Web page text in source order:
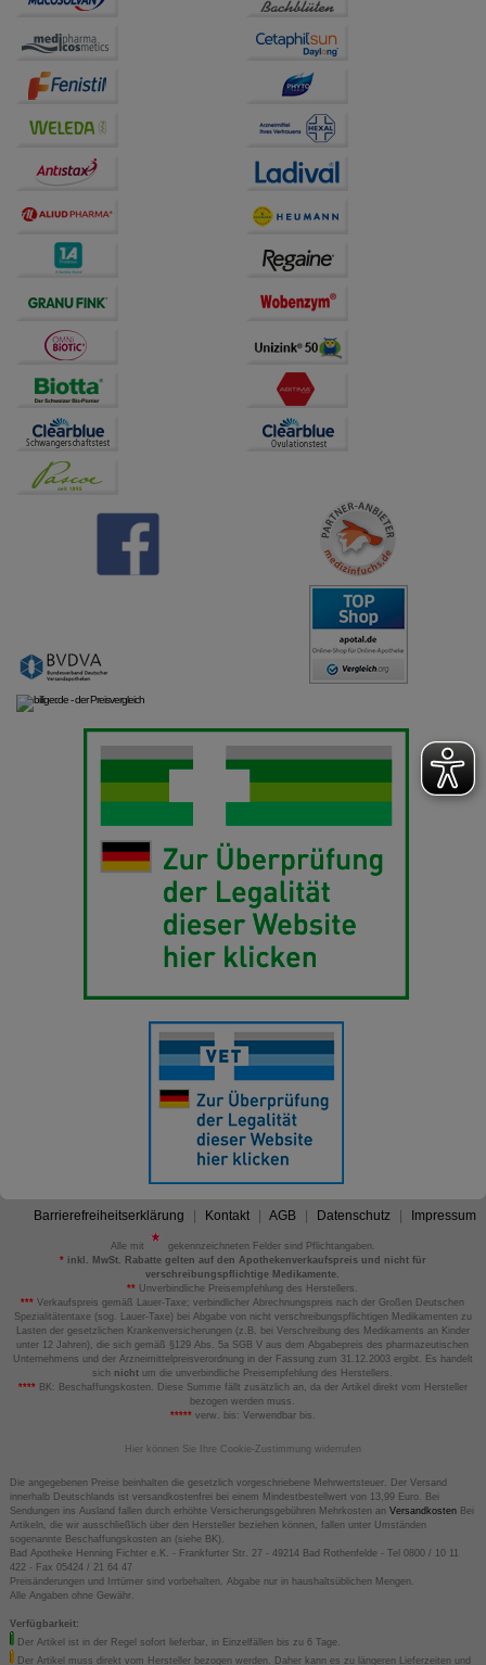
Barrierefreiheitserklärung Kontakt AGB Datenschutz Impressum
Alle mit
gekennzeichneten Felder sind Pflichtangaben.
*inkl. MwSt. Rabatte gelten auf den Apothekenverkaufspreis und nicht für
verschreibungspflichtige Medikamente.
** Unverbindliche Preisempfehlung des Herstellers.
*** Verkaufspreis gemäß Lauer-Taxe; verbindlicher Abrechnungspreis nach der Großen Deutschen
Spezialitätentaxe (sog. Lauer-Taxe) bei Abgabe von nicht verschreibungspflichtigen Medikamenten zu
Lasten der gesetzlichen Krankenversicherungen (z.B. bei Verschreibung des Medikaments an Kinder
unter 12 Jahren), die sich gemäß §129 Abs. 5a SGB V aus dem Abgabepreis des pharmazeutischen
Unternehmens und der Arzneimittelpreisverordnung in der Fassung zum 31.12.2003 ergibt. Es handelt
sich nicht um die unverbindliche Preisempfehlung des Herstellers.
****BK: Beschaffungskosten. Diese Summe fällt zusätzlich an, da der Artikel direkt vom Hersteller
bezogen werden muss.
*****verw. bis: Verwendbar bis.
Hier können Sie Ihre Cookie-Zustimmung widerrufen
Die angegebenen Preise beinhalten die gesetzlich vorgeschriebene Mehrwertsteuer. Der Versand
innerhalb Deutschlands ist versandkostenfrei bei einem Mindestbestellwert von 13,99 Euro. Bei
Sendungen ins Ausland fallen durch erhöhte Versicherungsgebühren Mehrkosten an VersandkostenBei
Artikeln, die wir ausschließlich über den Hersteller beziehen können, fallen unter Umständen
sogenannte Beschaffungskosten an (siehe BK).
Bad Apotheke Henning Fichter e.K. - Frankfurter Str. 27 - 49214 Bad Rothenfelde - Tel 0800 / 10 11
422 - Fax 05424 / 21 64 47
Preisänderungen und Irrtümer sind vorbehalten. Abgabe nur in haushaltsüblichen Mengen.
Alle Angaben ohne Gewähr.
Verfügbarkeit:
Der Artikel ist in der Regel sofort lieferbar, in Einzelfällen bis zu 6 Tage.
Der Artikel muss direkt vom Hersteller bezogen werden. Daher kann es zu längeren Lieferzeiten und